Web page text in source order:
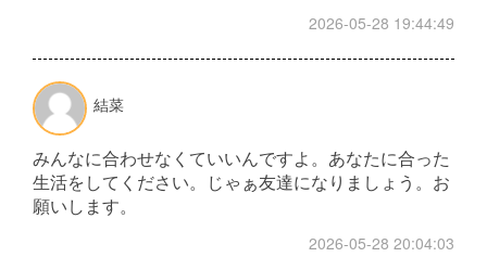
2026-05-28 19:44:49
結菜
みんなに合わせなくていいんですよ。あなたに合った
生活をしてください。じゃぁ友達になりましょう。お
願いします。
2026-05-28 20:04:03